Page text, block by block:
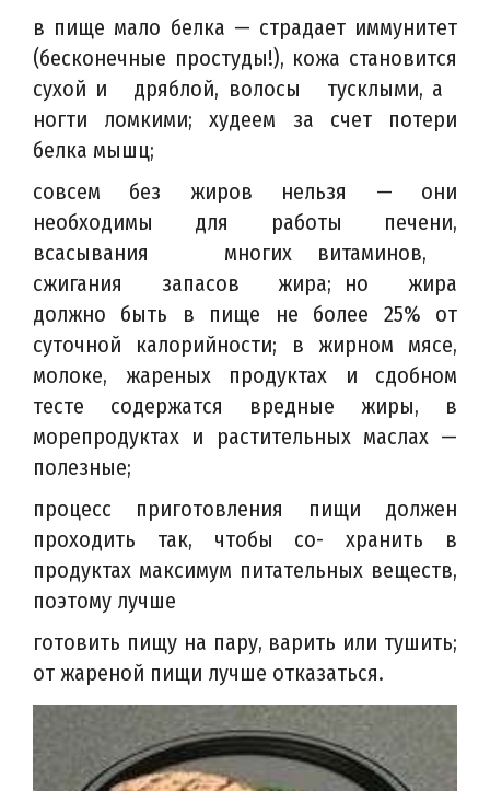
в пище мало белка — страдает иммунитет
(бесконечные простуды!), кожа становится
сухой и дряблой, волосы тусклыми, а
ногти ломкими; худеем за счет потери
белка мышц;
совсем без жиров нельзя — они
необходимы для работы печени,
всасывания многих витаминов,
сжигания запасов жира; но жира
должно быть в пище не более 25% от
суточной калорийности; в жирном мясе,
молоке, жареных продуктах и сдобном
тесте содержатся вредные жиры, в
морепродуктах и растительных маслах —
полезные;
процесс приготовления пищи должен
проходить так, чтобы со- хранить в
продуктах максимум питательных веществ,
поэтому лучше
готовить пищу на пару, варить или тушить;
от жареной пищи лучше отказаться.